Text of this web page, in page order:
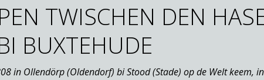
TWISCHEN DEN
BUXTEHUDE
in Ollendörp (Oldendorf) bi Stood (Stade) op de Welt keem,